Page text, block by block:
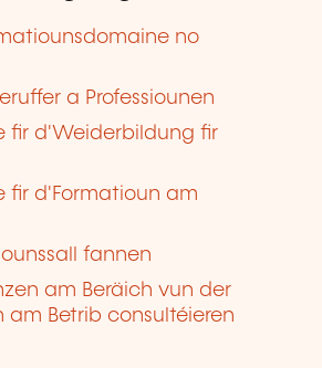
no
a Professiounen
fir d'Weiderbildung fir
fir d'Formatioun am
fannen
am Beräich vun der
am Betrib consultéieren